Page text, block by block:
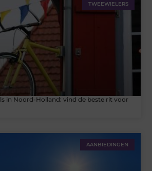
TWEEWIELERS
in Noord-Holland: vind de beste rit voor
AANBIEDINGEN